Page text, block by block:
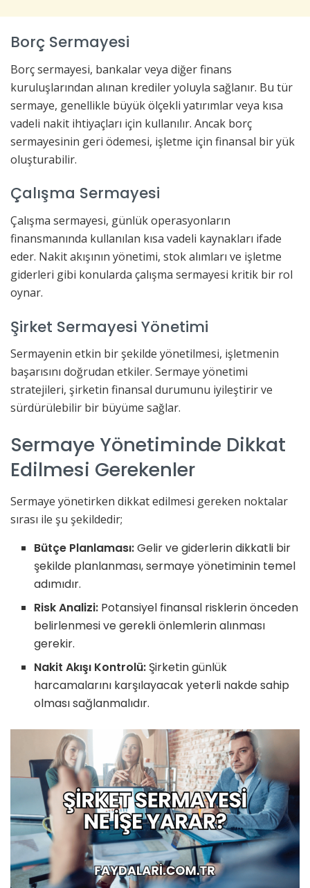
Borç Sermayesi
Borç sermayesi, bankalar veya diğer finans
kuruluşlarından alınan krediler yoluyla sağlanır. Bu tür
sermaye, genellikle büyük ölçekli yatırımlar veya kısa
vadeli nakit ihtiyaçları için kullanılır. Ancak borç
sermayesinin geri ödemesi, işletme için finansal bir yük
oluşturabilir.
Çalışma Sermayesi
Çalışma sermayesi, günlük operasyonların
finansmanında kullanılan kısa vadeli kaynakları ifade
eder. Nakit akışının yönetimi, stok alımları ve işletme
giderleri gibi konularda çalışma sermayesi kritik bir rol
oynar.
Şirket Sermayesi Yönetimi
Sermayenin etkin bir şekilde yönetilmesi, işletmenin
başarısını doğrudan etkiler. Sermaye yönetimi
stratejileri, şirketin finansal durumunu iyileştirir ve
sürdürülebilir bir büyüme sağlar.
Sermaye Yönetiminde Dikkat
Edilmesi Gerekenler
Sermaye yönetirken dikkat edilmesi gereken noktalar
sırası ile şu şekildedir;
Bütçe Planlaması:Gelir ve giderlerin dikkatli bir
şekilde planlanması, sermaye yönetiminin temel
adımıdır.
Risk Analizi: Potansiyel finansal risklerin önceden
belirlenmesi ve gerekli önlemlerin alınması
gerekir.
Nakit Akışı Kontrolü: Şirketin günlük
harcamalarını karşılayacak yeterli nakde sahip
olması sağlanmalıdır.